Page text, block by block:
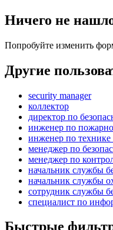
Ничего не
Попробуйте изменить
Другие
security manager
коллектор
директор по
инженер по
инженер по технике
менеджер по
менеджер по
начальник службы
начальник службы
сотрудник службы
специалист по
Быстрые